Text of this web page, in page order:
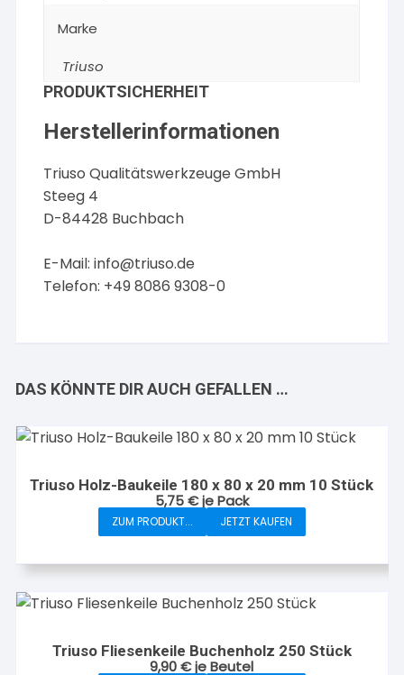
Marke
Triuso
PRODUKTSICHERHEIT
Herstellerinformationen
Triuso Qualitätswerkzeuge GmbH
Steeg 4
D-84428 Buchbach
E-Mail:info@triuso.de
Telefon: +49 8086 9308-0
DAS KÖNNTE DIR AUCH GEFALLEN …
Triuso Holz-Baukeile 180 x 80 x 20 mm 10 Stück
5,75€je Pack
ZUM PRODUKT... JETZT KAUFEN
Triuso Fliesenkeile Buchenholz 250 Stück
9,90€je Beutel